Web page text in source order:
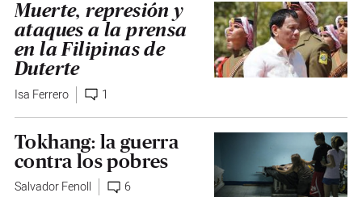
Muerte, represión y
ataques a la prensa
en la Filipinas de
Duterte
Isa Ferrero 1
Tokhang: la guerra
contra los pobres
Salvador Fenoll 6